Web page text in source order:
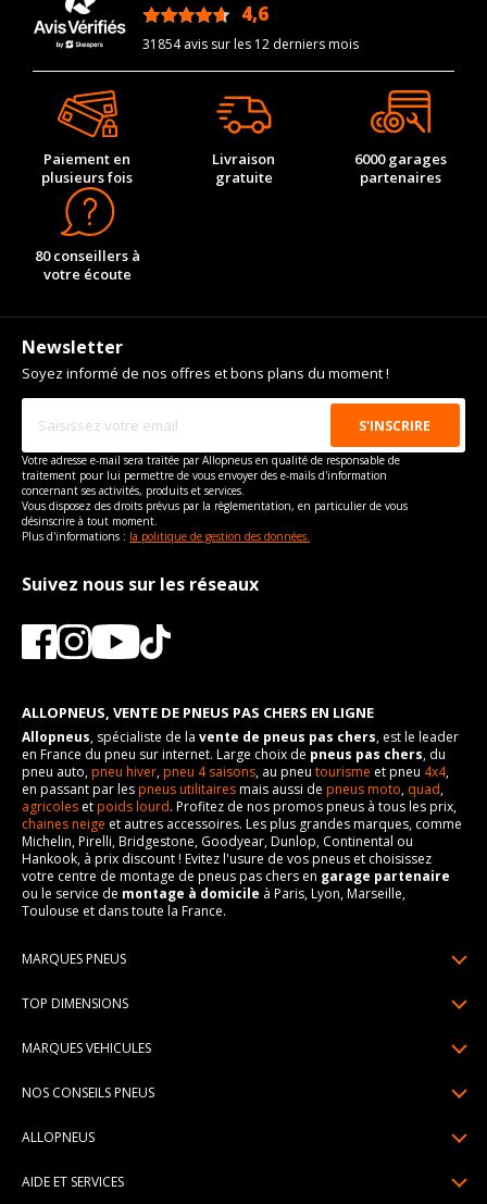
4,6
31854 avis sur les 12 derniers mois
Paiement en
plusieurs fois
Livraison
gratuite
6000 garages
partenaires
80 conseillers à
votre écoute
Newsletter
Soyez informé de nos offres et bons plans du moment !
Votre adresse e-mail sera traitée par Allopneus en qualité de responsable de
traitement pour lui permettre de vous envoyer des e-mails d'information
concernant ses activités, produits et services.
Vous disposez des droits prévus par la règlementation, en particulier de vous
désinscrire à tout moment.
Plus d'informations : la politique de gestion des données.
Suivez nous sur les réseaux
ALLOPNEUS, VENTE DE PNEUS PAS CHERS EN LIGNE
Allopneus, spécialiste de la vente de pneus pas chers, est le leader
en France du pneu sur internet. Large choix de pneus pas chers, du
pneu auto,pneu hiver,pneu 4 saisons, au pneu tourisme et pneu 4x4,
en passant par lespneus utilitairesmais aussi de pneus moto, quad,
agricoles etpoids lourd. Profitez de nos promos pneus à tous les prix,
chaines neige et autres accessoires. Les plus grandes marques, comme
Michelin, Pirelli, Bridgestone, Goodyear, Dunlop, Continental ou
Hankook, à prix discount ! Evitez l'usure de vos pneus et choisissez
votre centre de montage de pneus pas chers en garage partenaire
ou le service de montage à domicile à Paris, Lyon, Marseille,
Toulouse et dans toute la France.
MARQUES PNEUS
Pneus Continental
Pneus Hankook
Pneus Dunlop
TOP DIMENSIONS
195/65R15
205/60R16
MARQUES VEHICULES
Peugeot
NOS CONSEILS PNEUS
Pression pneu
ALLOPNEUS
AIDE ET SERVICES